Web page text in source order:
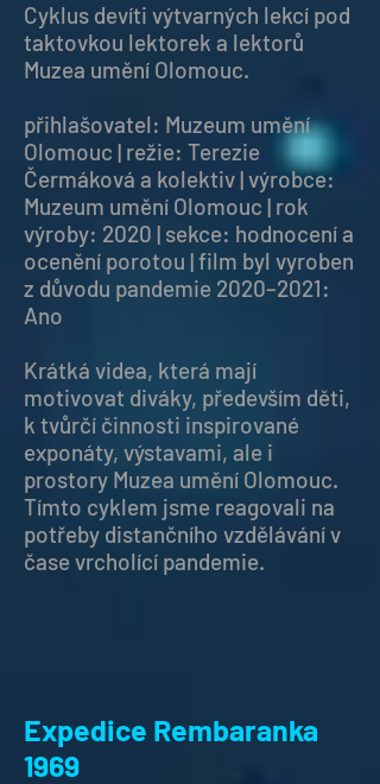
Cyklus devíti výtvarných lekcí pod
taktovkou lektorek a lektorů
Muzea umění Olomouc.
přihlašovatel: Muzeum umění
Olomouc | režie: Terezie
Čermáková a kolektiv | výrobce:
Muzeum umění Olomouc | rok
výroby: 2020 | sekce: hodnocení a
ocenění porotou | film byl vyroben
z důvodu pandemie 2020–2021:
Ano
Krátká videa, která mají
motivovat diváky, především děti,
k tvůrčí činnosti inspirované
exponáty, výstavami, ale i
prostory Muzea umění Olomouc.
Tímto cyklem jsme reagovali na
potřeby distančního vzdělávání v
čase vrcholící pandemie.
Expedice Rembaranka
1969